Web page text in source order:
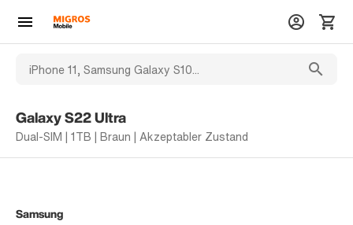
Galaxy S22 Ultra
Dual-SIM | 1TB | Braun | Akzeptabler Zustand
Samsung